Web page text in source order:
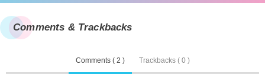
Comments & Trackbacks
Comments ( 2 ) Trackbacks ( 0 )